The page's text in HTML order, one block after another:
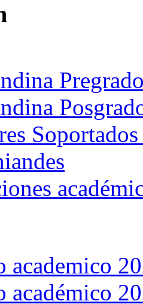
academico
académico